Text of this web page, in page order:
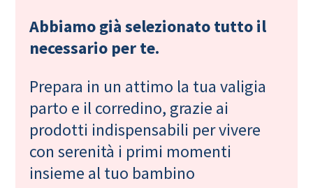
Abbiamo già selezionato tutto il
necessario per te.
Prepara in un attimo la tua valigia
parto e il corredino, grazie ai
prodotti indispensabili per vivere
con serenità i primi momenti
insieme al tuo bambino